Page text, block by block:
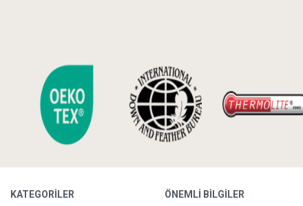
KATEGORILER
ÖNEMLI BILGILER